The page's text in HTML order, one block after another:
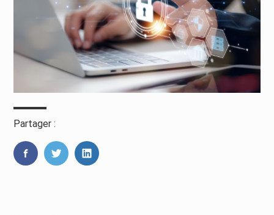
Partager :
FaceBookTwitterLinkedIn